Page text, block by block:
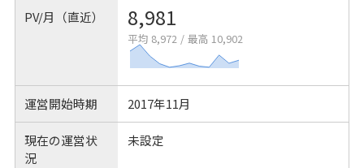
PV/月（直近） 8,981
平均 8,972 / 最高 10,902
運営開始時期 2017年11月
現在の運営状
況
未設定